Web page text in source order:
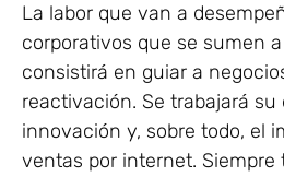
La labor que van a
corporativos que se sumen
consistirá en guiar a
reactivación. Se trabajará su
innovación y, sobre todo, el
ventas por internet.